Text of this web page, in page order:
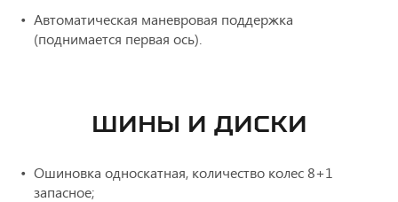
Автоматическая маневровая поддержка
(поднимается первая ось).
ШИНЫ И ДИСКИ
Ошиновка односкатная, количество колес 8+1
запасное;